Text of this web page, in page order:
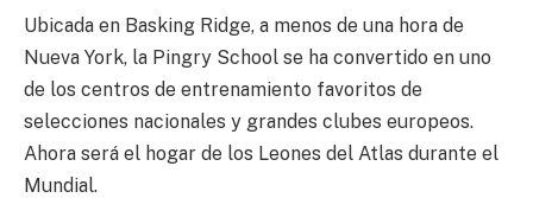
Ubicada en Basking Ridge, a menos de una hora de
Nueva York, la Pingry School se ha convertido en uno
de los centros de entrenamiento favoritos de
selecciones nacionales y grandes clubes europeos.
Ahora será el hogar de los Leones del Atlas durante el
Mundial.